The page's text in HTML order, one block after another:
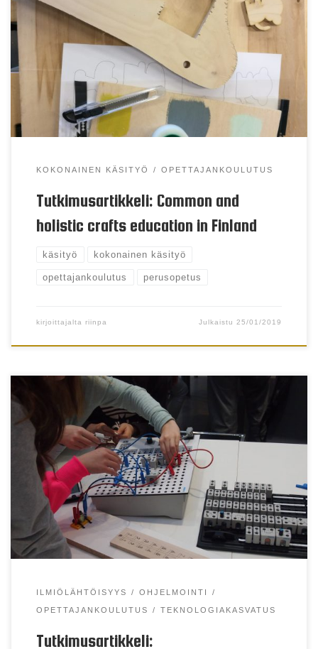
Minkälainen on suomalaisen käsityön opetuksen
tulevaisuus?
KOKONAINEN KÄSITYÖ OPETTAJANKOULUTUS
Tutkimusartikkeli: Common and
holistic crafts education in Finland
käsityö kokonainen käsityö
opettajankoulutus perusopetus
kirjoittajalta riinpa Julkaistu25/01/2019
Toiminnallinen ja ilmiölähtöinen oppiminen
konkreetissa oppimisympäristössä innostaa
oppilaita.
ILMIÖLÄHTÖISYYS OHJELMOINTI
OPETTAJANKOULUTUS TEKNOLOGIAKASVATUS
Tutkimusartikkeli: